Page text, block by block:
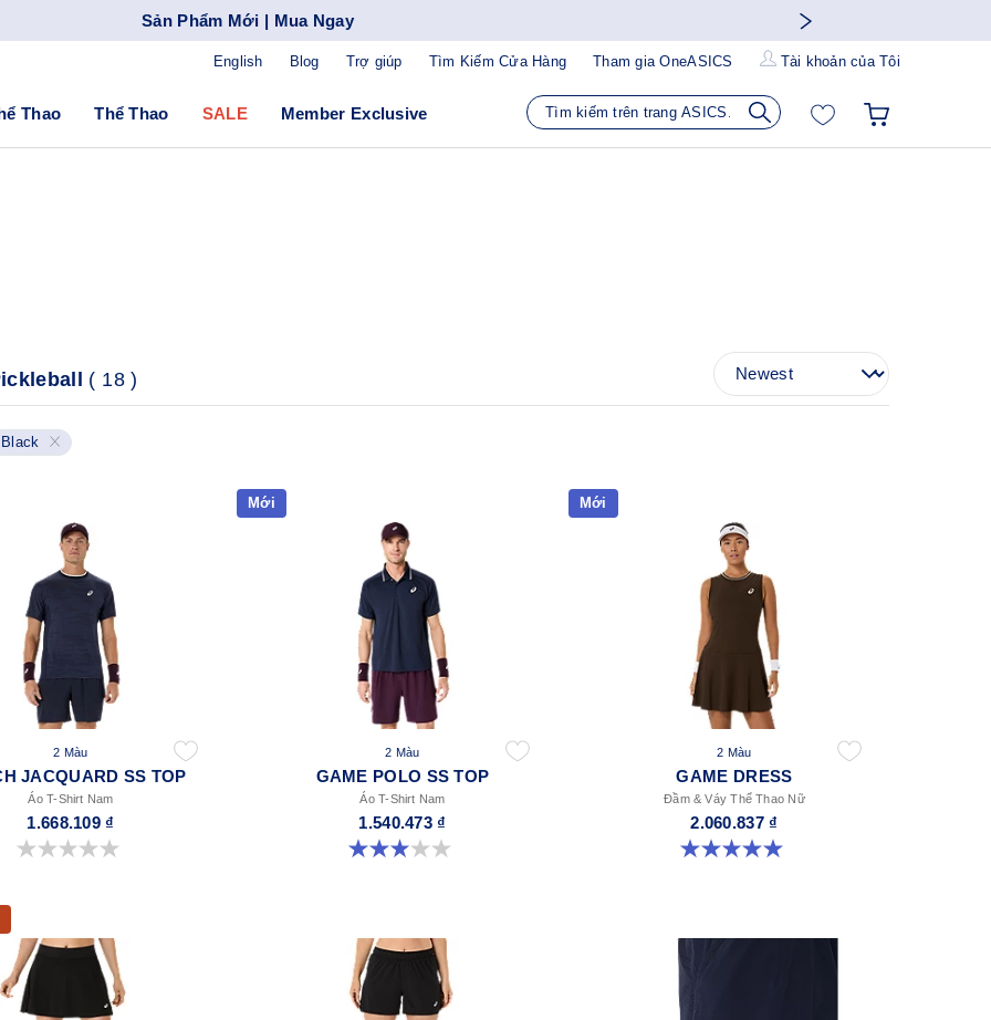
Sản Phẩm Mới | Mua Ngay
Blog Trợ giúp Tìm Kiếm Cửa Hàng Tham gia OneASICS Tài khoản của Tôi
English
Thao Thể Thao SALE Member Exclusive
( 18)
Black
2 Màu
JACQUARD SS TOP
Áo T-Shirt Nam
1.668.109 ₫
0.0 trong số 5 sao.
Mới
2 Màu
GAME POLO SS TOP
Áo T-Shirt Nam
1.540.473 ₫
3.0 trong số 5 sao. 1 đánh giá
Mới
2 Màu
GAME DRESS
Đầm & Váy Thể Thao Nữ
2.060.837 ₫
5.0 trong số 5 sao. 1 đánh giá